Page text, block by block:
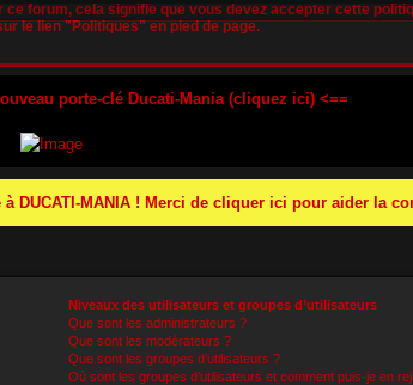
porte-clé Ducati-Mania (cliquez ici) <==
MANIA ! Merci de cliquer ici pour aider la
Niveaux des utilisateurs et groupes d’utilisateurs
Que sont les administrateurs ?
Que sont les modérateurs ?
Que sont les groupes d’utilisateurs ?
Où sont les groupes d’utilisateurs et comment puis-je en
forum, cela signifie que vous devez accepter cette
le lien "Politiques" en pied de page.